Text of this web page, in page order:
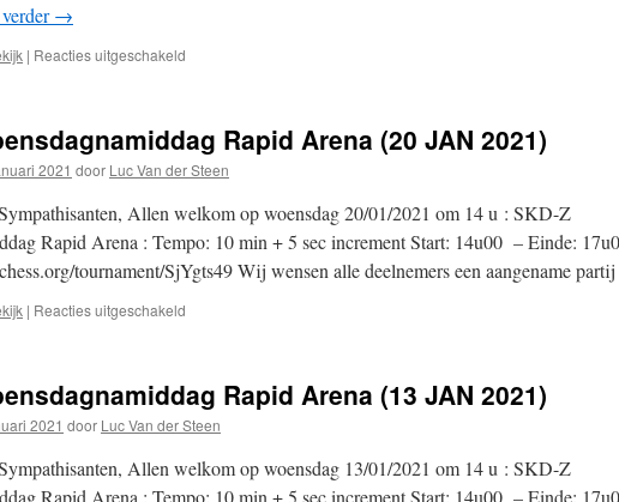
→
| Reacties uitgeschakeld
Rapid
Arena
(27
JAN
2021)
Rapid Arena (20 JAN 2021)
2021 door Luc Van der Steen
Allen welkom op woensdag 20/01/2021 om 14 u : SKD-Z
Rapid Arena : Tempo: 10 min + 5 sec increment Start: 14u00 – Einde:
tournament/SjYgts49 Wij wensen alle deelnemers een aangename
| Reacties uitgeschakeld
Rapid
Arena
(20
JAN
2021)
Rapid Arena (13 JAN 2021)
2021 door Luc Van der Steen
Allen welkom op woensdag 13/01/2021 om 14 u : SKD-Z
Rapid Arena : Tempo: 10 min + 5 sec increment Start: 14u00 – Einde: